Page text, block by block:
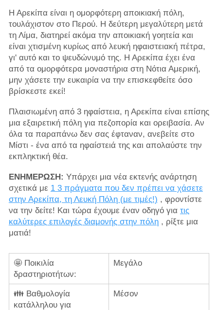
Η Αρεκίπα είναι η ομορφότερη αποικιακή πόλη,
τουλάχιστον στο Περού. Η δεύτερη μεγαλύτερη μετά
τη Λίμα, διατηρεί ακόμα την αποικιακή γοητεία και
είναι χτισμένη κυρίως από λευκή ηφαιστειακή πέτρα,
γι' αυτό και το ψευδώνυμό της. Η Αρεκίπα έχει ένα
από τα ομορφότερα μοναστήρια στη Νότια Αμερική,
μην χάσετε την ευκαιρία να την επισκεφθείτε όσο
βρίσκεστε εκεί!
Πλαισιωμένη από 3 ηφαίστεια, η Αρεκίπα είναι επίσης
μια εξαιρετική πόλη για πεζοπορία και ορειβασία. Αν
όλα τα παραπάνω δεν σας έφταναν, ανεβείτε στο
Μίστι - ένα από τα ηφαίστειά της και απολαύστε την
εκπληκτική θέα.
ΕΝΗΜΕΡΩΣΗ: Υπάρχει μια νέα εκτενής ανάρτηση
σχετικά με 1 3 πράγματα που δεν πρέπει να χάσετε
στην Αρεκίπα, τη Λευκή Πόλη (με τιμές!) , φροντίστε
να την δείτε! Και τώρα έχουμε έναν οδηγό για τις
καλύτερες επιλογές διαμονής στην πόλη, ρίξτε μια
ματιά!
🤩 Ποικιλία
δραστηριοτήτων:
Μεγάλο
👪 Βαθμολογία
κατάλληλου για
Μέσον